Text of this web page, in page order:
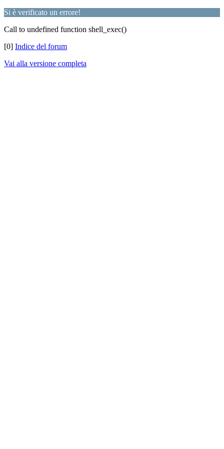
Si è verificato un errore!
Call to undefined function shell_exec()
[0] Indice del forum
Vai alla versione completa